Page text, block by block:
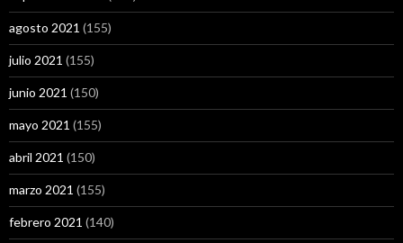
agosto 2021 (155)
julio 2021 (155)
junio 2021 (150)
mayo 2021 (155)
abril 2021 (150)
marzo 2021 (155)
febrero 2021 (140)